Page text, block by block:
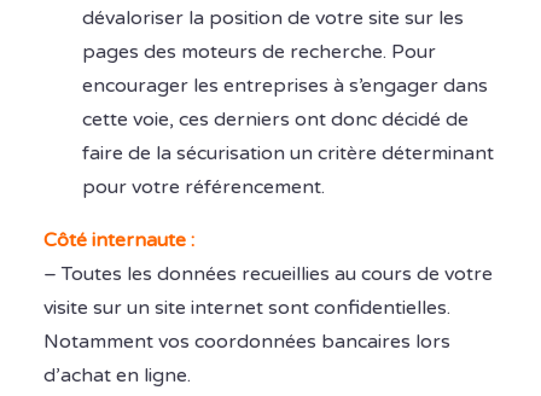
dévaloriser la position de votre site sur les
pages des moteurs de recherche. Pour
encourager les entreprises à s’engager dans
cette voie, ces derniers ont donc décidé de
faire de la sécurisation un critère déterminant
pour votre référencement.
Côté internaute :
– Toutes les données recueillies au cours de votre
visite sur un site internet sont confidentielles.
Notamment vos coordonnées bancaires lors
d’achat en ligne.